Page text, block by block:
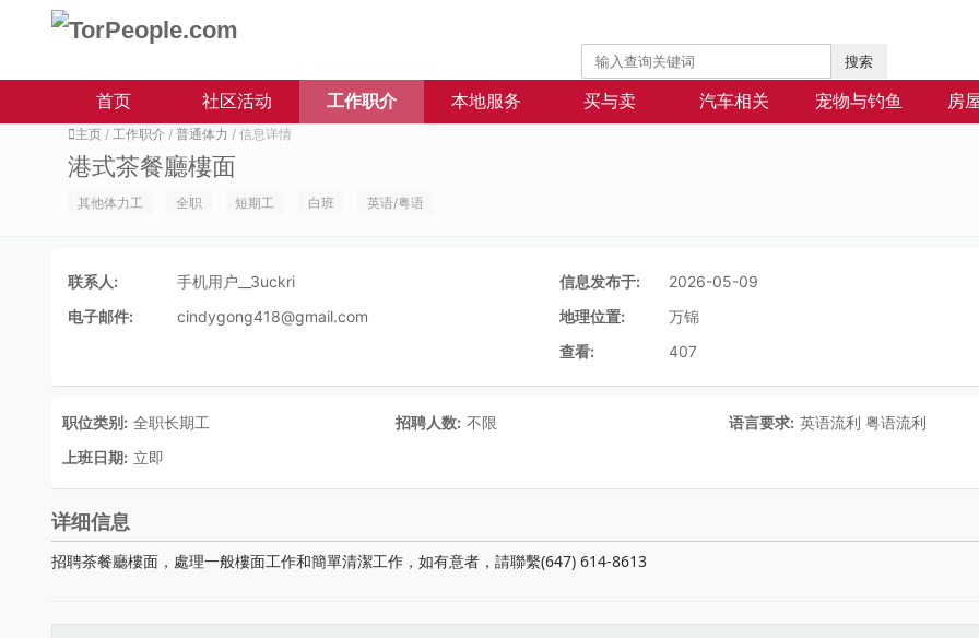
搜索
首页 社区活动 工作职介 本地服务 买与卖 汽车相关 宠物与钓鱼 房
主页 / 工作职介 / 普通体力 / 信息详情
港式茶餐廳樓面
其他体力工 全职 短期工 白班 英语/粤语
联系人:
手机用户__3uckri
电子邮件:
cindygong418@gmail.com
信息发布于:
2026-05-09
地理位置:
万锦
查看:
407
职位类别: 全职长期工 招聘人数: 不限 语言要求: 英语流利 粤语流利
上班日期: 立即
详细信息
招聘茶餐廳樓面，處理一般樓面工作和簡單清潔工作，如有意者，請聯繫(647) 614-8613